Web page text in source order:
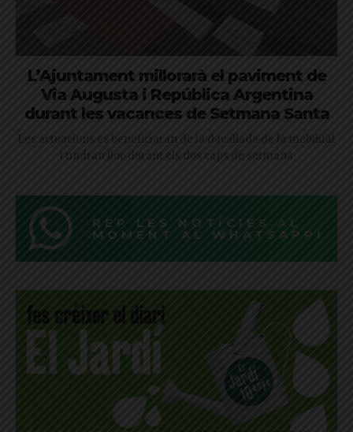
L’Ajuntament millorarà el paviment de
Via Augusta i República Argentina
durant les vacances de Setmana Santa
Les actuacions es beneficiaran de la davallada de la mobilitat
i tindran lloc durant els dos caps de setmana
REP LES NOTÍCIES AL
MOMENT AL WHATSAPP!